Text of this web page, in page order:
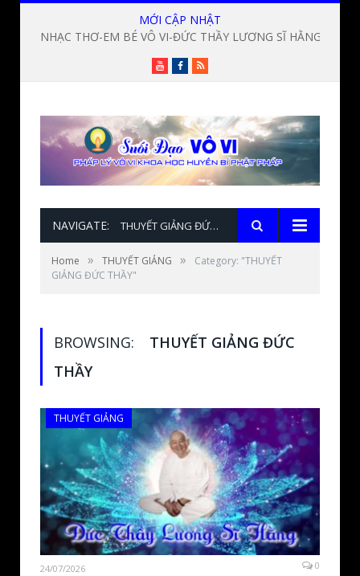
MỚI CẬP NHẬT
YoutubeFacebook
RSS
NAVIGATE: THUYẾT GIẢNG ĐỨC THẦY
Home » THUYẾT GIẢNG »
Category: "THUYẾT
GIẢNG ĐỨC THẦY"
BROWSING:
THUYẾT GIẢNG ĐỨC
THẦY
THUYẾT GIẢNG
24/07/2026 0